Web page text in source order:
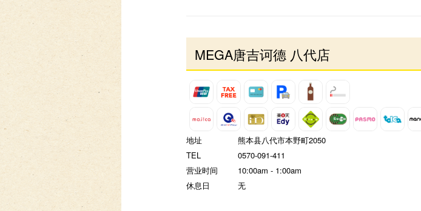
MEGA唐吉诃德 八代店
地址
熊本县八代市本野町2050
TEL
0570-091-411
营业时间
10:00am - 1:00am
休息日
无